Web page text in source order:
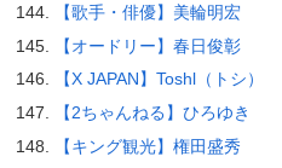
【歌手・俳優】美輪明宏
【オードリー】春日俊彰
【X JAPAN】Toshl（トシ）
【2ちゃんねる】ひろゆき
【キング観光】権田盛秀